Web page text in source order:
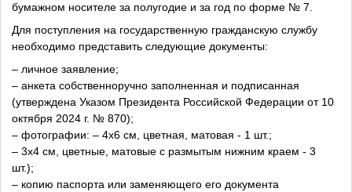
бумажном носителе за полугодие и за год по форме № 7.
Для поступления на государственную гражданскую службу
необходимо представить следующие документы:
– личное заявление;
– анкета собственноручно заполненная и подписанная
(утверждена Указом Президента Российской Федерации от 10
октября 2024 г. № 870);
– фотографии: – 4х6 см, цветная, матовая - 1 шт.;
– 3х4 см, цветные, матовые с размытым нижним краем - 3
шт.);
– копию паспорта или заменяющего его документа